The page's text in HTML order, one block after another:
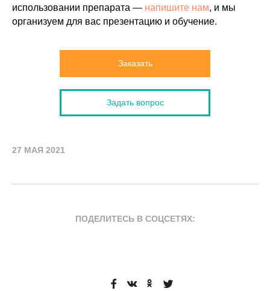
использовании препарата — напишите нам, и мы
организуем для вас презентацию и обучение.
Заказать
Задать вопрос
27 МАЯ 2021
ПОДЕЛИТЕСЬ В СОЦСЕТЯХ: